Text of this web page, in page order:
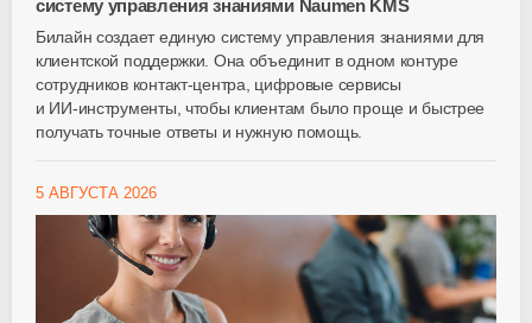
систему управления знаниями Naumen KMS
Билайн создает единую систему управления знаниями для
клиентской поддержки. Она объединит в одном контуре
сотрудников контакт-центра , цифровые сервисы
и ИИ-инструменты , чтобы клиентам было проще и быстрее
получать точные ответы и нужную помощь.
5 АВГУСТА 2026